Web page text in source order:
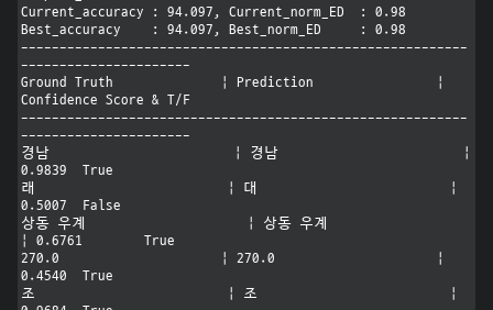
Current_accuracy : 94.097, Current_norm_ED  : 0.98
Best_accuracy    : 94.097, Best_norm_ED     : 0.98
----------------------------------------------------------
----------------------
Ground Truth              | Prediction                |
Confidence Score & T/F
----------------------------------------------------------
----------------------
경남                        | 경남                        |
0.9839	True
래                         | 대                         |
0.5007	False
상동 우계                     | 상동 우계
| 0.6761	True
270.0                     | 270.0                     |
0.4540	True
조                         | 조                         |